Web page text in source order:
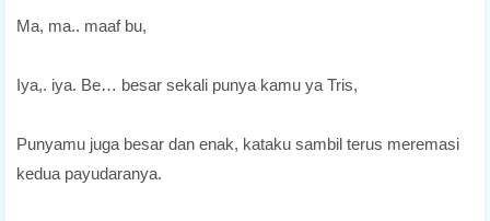
Ma, ma.. maaf bu,
Iya,. iya. Be… besar sekali punya kamu ya Tris,
Punyamu juga besar dan enak, kataku sambil terus meremasi
kedua payudaranya.